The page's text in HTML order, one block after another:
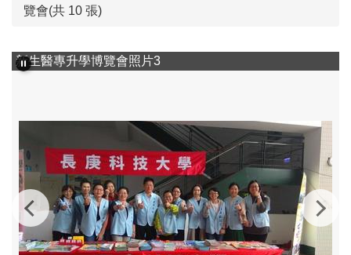
覽會(共 10 張)
新生醫專升學博覽會照片3